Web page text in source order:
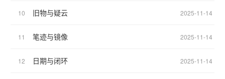
10 旧物与疑云 2025-11-14
11 笔迹与镜像 2025-11-14
12 日期与闭环 2025-11-14